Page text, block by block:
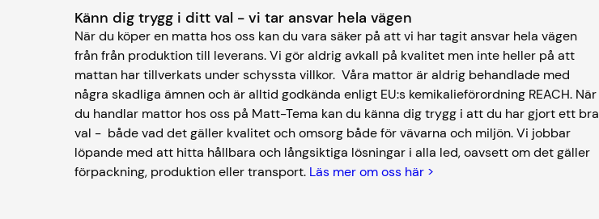
Känn dig trygg i ditt val - vi tar ansvar hela vägen
När du köper en matta hos oss kan du vara säker på att vi har tagit ansvar hela vägen
från från produktion till leverans. Vi gör aldrig avkall på kvalitet men inte heller på att
mattan har tillverkats under schyssta villkor. Våra mattor är aldrig behandlade med
några skadliga ämnen och är alltid godkända enligt EU:s kemikalieförordning REACH. När
du handlar mattor hos oss på Matt-Tema kan du känna dig trygg i att du har gjort ett bra
val - både vad det gäller kvalitet och omsorg både för vävarna och miljön. Vi jobbar
löpande med att hitta hållbara och långsiktiga lösningar i alla led, oavsett om det gäller
förpackning, produktion eller transport. Läs mer om oss här >